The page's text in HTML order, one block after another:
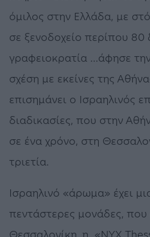
όμιλος στην Ελλάδα, με
σε ξενοδοχείο περίπου
γραφειοκρατία …άφησε
σχέση με εκείνες της
επισημάνει ο Ισραηλινός
διαδικασίες, που στην
σε ένα χρόνο, στη
τριετία.
Ισραηλινό «άρωμα» έχει
πεντάστερες μονάδες, που